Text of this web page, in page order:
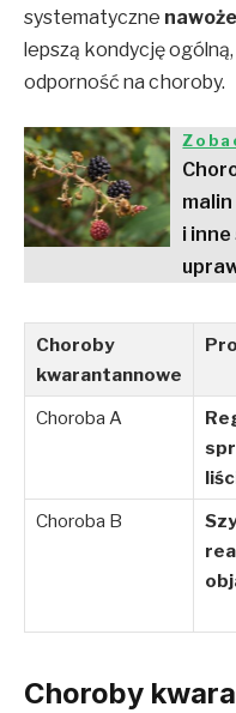
systematyczne
lepszą kondycję
odporność na choroby.
i
Choroby
kwarantannowe
Choroba A
Choroba B
Choroby